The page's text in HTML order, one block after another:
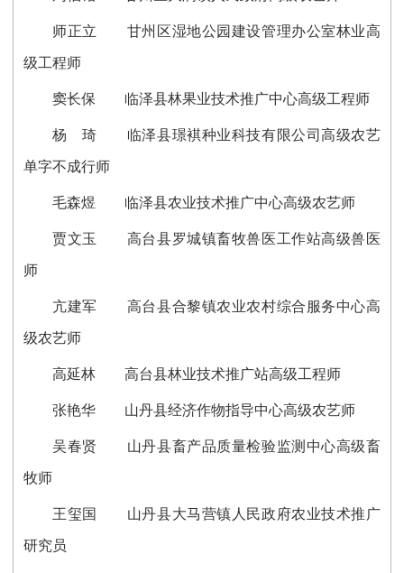
师正立 甘州区湿地公园建设管理办公室林业高
级工程师
窦长保 临泽县林果业技术推广中心高级工程师
杨 琦 临泽县璟褀种业科技有限公司高级农艺
单字不成行师
毛森煜 临泽县农业技术推广中心高级农艺师
贾文玉 高台县罗城镇畜牧兽医工作站高级兽医
师
亢建军 高台县合黎镇农业农村综合服务中心高
级农艺师
高延林 高台县林业技术推广站高级工程师
张艳华 山丹县经济作物指导中心高级农艺师
吴春贤 山丹县畜产品质量检验监测中心高级畜
牧师
王玺国 山丹县大马营镇人民政府农业技术推广
研究员